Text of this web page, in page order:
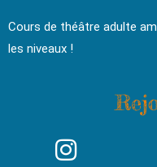
Cours de théâtre adulte
les niveaux !